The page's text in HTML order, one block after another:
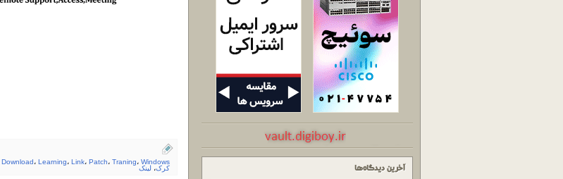
آخرین دیدگاه‌ها
Download، Learning، Link، Patch، Traning، Windows
کرک، لینک